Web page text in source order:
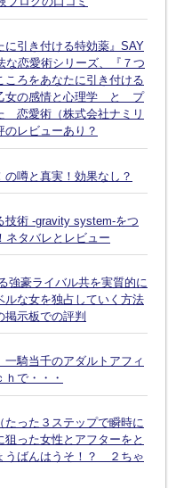
に引き付ける特効薬』SAY
な恋愛術シリーズ、『７つ
ろをあなたに引き付ける
女の感情と心理学 と プ
恋愛術（株式会社ナミリ
レビューあり？
噂と真実！効果なし？
技術 -gravity system-をつ
ネタバレとレビュー
強豪ライバル共を実質的に
ルな女を独占していく方法
掲示板での評判
騎当千のアダルトアフィ
で・・・
たった３ステップで瞬時に
った女性とアフターをと
うばんはうそ！？ ２ちゃ